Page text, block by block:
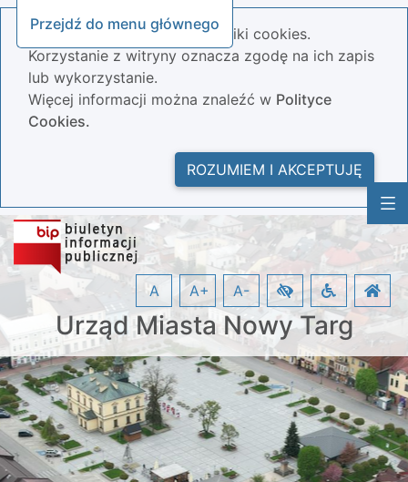
Przejdź do menu głównego
Nasza strona wykorzystuje pliki cookies.
Korzystanie z witryny oznacza zgodę na ich zapis
lub wykorzystanie.
Więcej informacji można znaleźć w Polityce
Cookies.
ROZUMIEM I AKCEPTUJĘ
Urząd Miasta Nowy Targ
A A+ A-